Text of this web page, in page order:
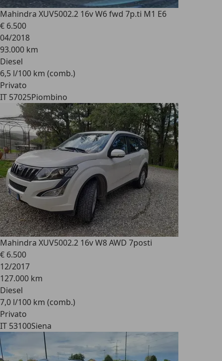
Mahindra XUV5002.2 16v W6 fwd 7p.ti M1 E6
€ 6.500
04/2018
93.000 km
Diesel
6,5 l/100 km (comb.)
Privato
IT 57025Piombino
Mahindra XUV5002.2 16v W8 AWD 7posti
€ 6.500
12/2017
127.000 km
Diesel
7,0 l/100 km (comb.)
Privato
IT 53100Siena